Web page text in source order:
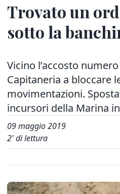
Trovato un
sotto la
Vicino l’accosto
Capitaneria a bloccare
movimentazioni.
incursori della Marina
09 maggio 2019
2' di lettura